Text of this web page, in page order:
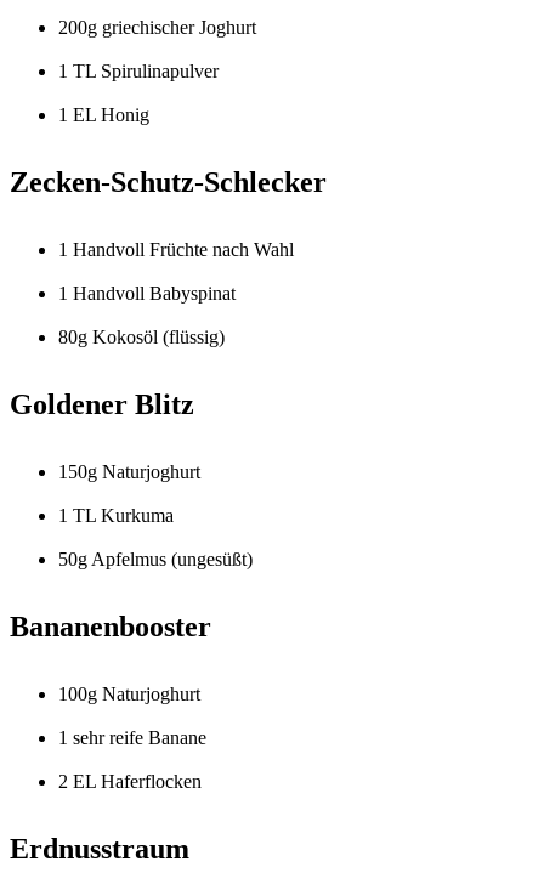
200g griechischer Joghurt
1 TL Spirulinapulver
1 EL Honig
Zecken-Schutz-Schlecker
1 Handvoll Früchte nach Wahl
1 Handvoll Babyspinat
80g Kokosöl (flüssig)
Goldener Blitz
150g Naturjoghurt
1 TL Kurkuma
50g Apfelmus (ungesüßt)
Bananenbooster
100g Naturjoghurt
1 sehr reife Banane
2 EL Haferflocken
Erdnusstraum